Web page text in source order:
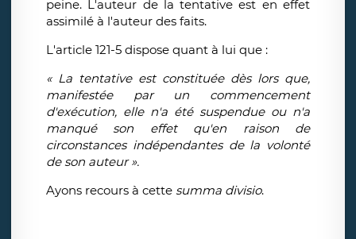
peine. L'auteur de la tentative est en effet
assimilé à l'auteur des faits.
L'article 121-5 dispose quant à lui que :
« La tentative est constituée dès lors que,
manifestée par un commencement
d'exécution, elle n'a été suspendue ou n'a
manqué son effet qu'en raison de
circonstances indépendantes de la volonté
de son auteur ».
Ayons recours à cette summa divisio.